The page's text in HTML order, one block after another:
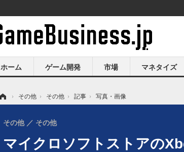
ホーム ゲーム開発 市場 マネタイズ
› その他 › その他 › 記事 › 写真・画像
マイクロソフトストアの
その他 その他